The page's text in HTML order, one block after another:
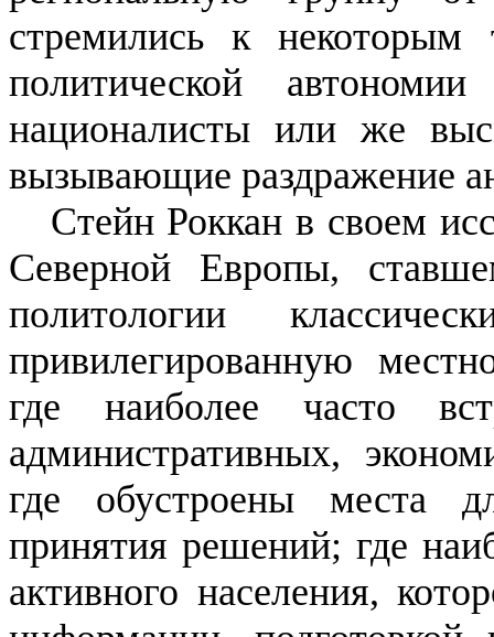
стремились к некоторым
политической
националисты или же
вызывающие раздражение
Стейн Роккан в своем
Северной Европы,
политологии
привилегированную
где наиболее часто
административных,
где обустроены места
принятия решений; где
активного населения,